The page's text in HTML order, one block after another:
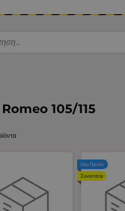
105/115
Νέο Προϊόν
Συνιστάται